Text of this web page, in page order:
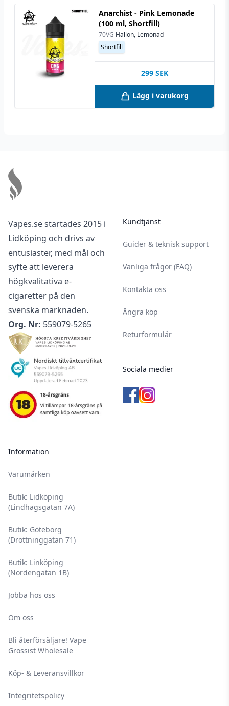
Anarchist - Pink Lemonade
(100 ml, Shortfill)
70VG Hallon, Lemonad
Shortfill
299 SEK
Lägg i varukorg
Vapes.se startades 2015 i
Lidköping och drivs av
entusiaster, med mål och
syfte att leverera
högkvalitativa e-
cigaretter på den
svenska marknaden.
Org. Nr: 559079-5265
Information
Varumärken
Butik: Lidköping
(Lindhagsgatan 7A)
Butik: Göteborg
(Drottninggatan 71)
Butik: Linköping
(Nordengatan 1B)
Jobba hos oss
Om oss
Bli återförsäljare! Vape
Grossist Wholesale
Köp- & Leveransvillkor
Integritetspolicy
Kundtjänst
Guider & teknisk support
Vanliga frågor (FAQ)
Kontakta oss
Ångra köp
Returformulär
Sociala medier